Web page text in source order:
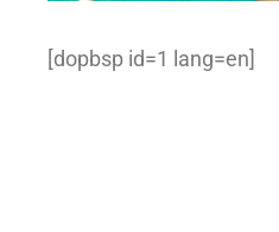
[dopbsp id=1 lang=en]